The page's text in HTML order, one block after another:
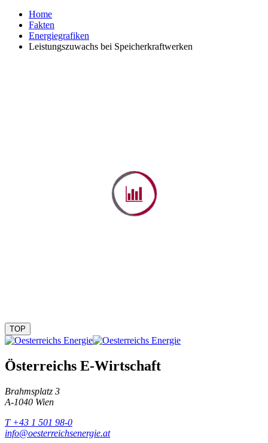
Home
Fakten
Energiegrafiken
Leistungszuwachs bei Speicherkraftwerken
TOP
Österreichs E-Wirtschaft
Brahmsplatz 3
A-1040 Wien
T +43 1 501 98-0
info@oesterreichsenergie.at